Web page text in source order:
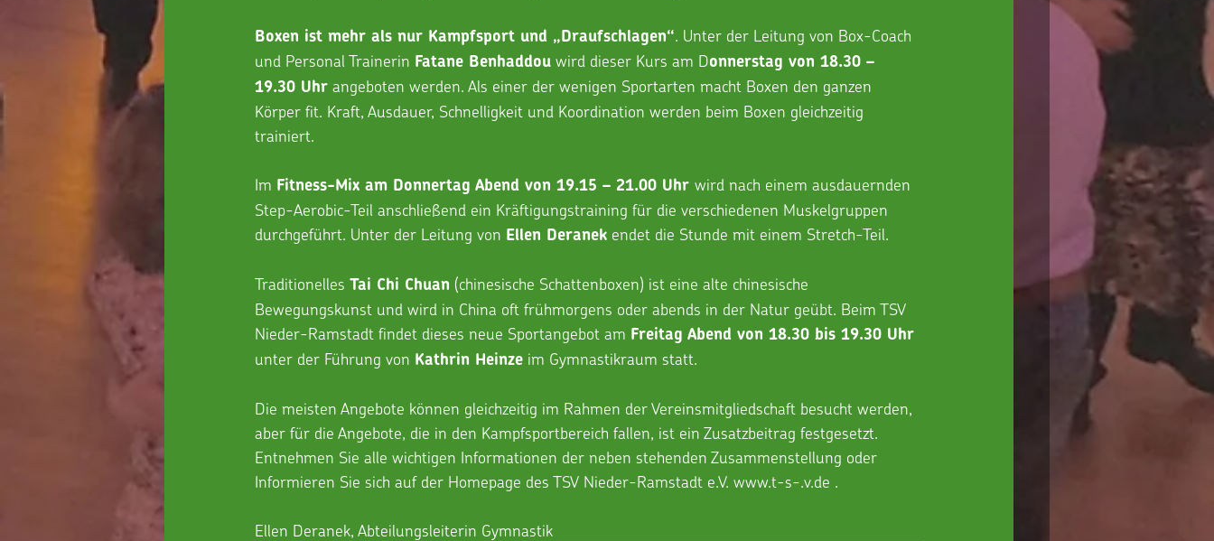
Boxen ist mehr als nur Kampfsport und „Draufschlagen“. Unter der Leitung von Box-Coach
und Personal Trainerin Fatane Benhaddou wird dieser Kurs am Donnerstag von 18.30 –
19.30 Uhr angeboten werden. Als einer der wenigen Sportarten macht Boxen den ganzen
Körper fit. Kraft, Ausdauer, Schnelligkeit und Koordination werden beim Boxen gleichzeitig
trainiert.
Im Fitness-Mix am Donnertag Abend von 19.15 – 21.00 Uhr wird nach einem ausdauernden
Step-Aerobic-Teil anschließend ein Kräftigungstraining für die verschiedenen Muskelgruppen
durchgeführt. Unter der Leitung von Ellen Deranek endet die Stunde mit einem Stretch-Teil.
Traditionelles Tai Chi Chuan (chinesische Schattenboxen) ist eine alte chinesische
Bewegungskunst und wird in China oft frühmorgens oder abends in der Natur geübt. Beim TSV
Nieder-Ramstadt findet dieses neue Sportangebot am Freitag Abend von 18.30 bis 19.30 Uhr
unter der Führung von Kathrin Heinze im Gymnastikraum statt.
Die meisten Angebote können gleichzeitig im Rahmen der Vereinsmitgliedschaft besucht werden,
aber für die Angebote, die in den Kampfsportbereich fallen, ist ein Zusatzbeitrag festgesetzt.
Entnehmen Sie alle wichtigen Informationen der neben stehenden Zusammenstellung oder
Informieren Sie sich auf der Homepage des TSV Nieder-Ramstadt e.V. www.t-s-.v.de .
Ellen Deranek, Abteilungsleiterin Gymnastik